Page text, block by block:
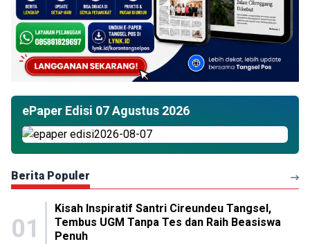
ePaper Edisi 07 Agustus 2026
Berita Populer
01
Kisah Inspiratif Santri Cireundeu Tangsel,
Tembus UGM Tanpa Tes dan Raih Beasiswa
Penuh